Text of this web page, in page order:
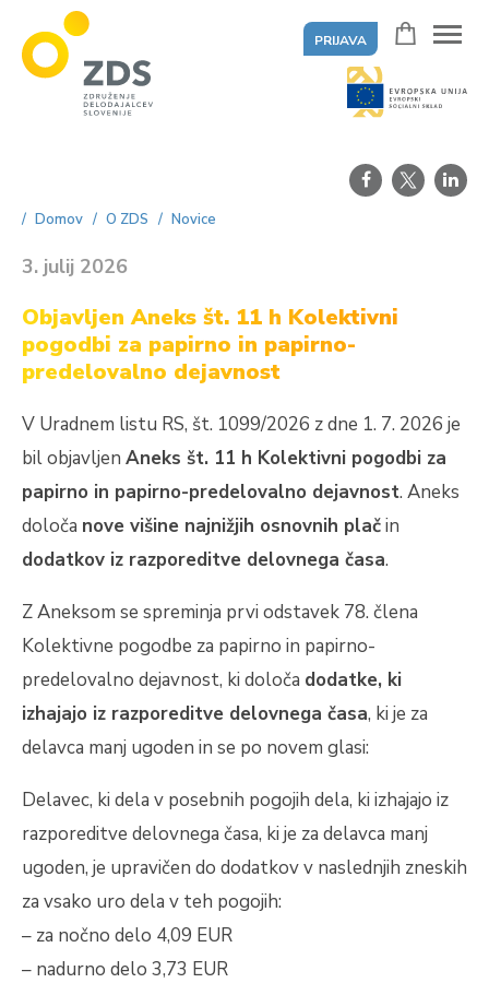
PRIJAVA
Domov O ZDS Novice
3. julij 2026
Objavljen Aneks št. 11 h Kolektivni
pogodbi za papirno in papirno-
predelovalno dejavnost
V Uradnem listu RS, št. 1099/2026 z dne 1. 7. 2026 je
bil objavljen Aneks št. 11 h Kolektivni pogodbi za
papirno in papirno-predelovalno dejavnost. Aneks
določa nove višine najnižjih osnovnih plačin
dodatkov iz razporeditve delovnega časa.
Z Aneksom se spreminja prvi odstavek 78. člena
Kolektivne pogodbe za papirno in papirno-
predelovalno dejavnost, ki določa dodatke, ki
izhajajo iz razporeditve delovnega časa, ki je za
delavca manj ugoden in se po novem glasi:
Delavec, ki dela v posebnih pogojih dela, ki izhajajo iz
razporeditve delovnega časa, ki je za delavca manj
ugoden, je upravičen do dodatkov v naslednjih zneskih
za vsako uro dela v teh pogojih:
– za nočno delo 4,09 EUR
– nadurno delo 3,73 EUR